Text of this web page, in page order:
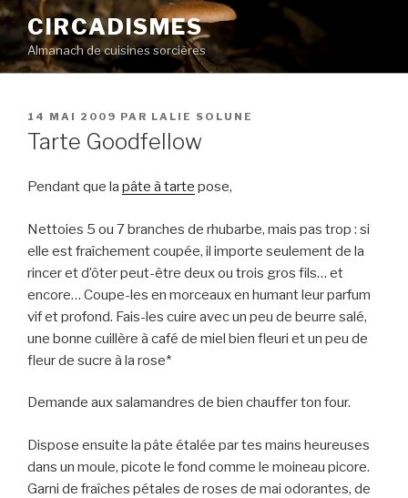
Aller
au
contenu
principal
CIRCADISMES
Almanach de cuisines sorcières
PUBLIÉ
LE
14 MAI 2009 PAR LALIE SOLUNE
Tarte Goodfellow
Pendant que la pâte à tarte pose,
Nettoies 5 ou 7 branches de rhubarbe, mais pas trop : si
elle est fraîchement coupée, il importe seulement de la
rincer et d’ôter peut-être deux ou trois gros fils… et
encore… Coupe-les en morceaux en humant leur parfum
vif et profond. Fais-les cuire avec un peu de beurre salé,
une bonne cuillère à café de miel bien fleuri et un peu de
fleur de sucre à la rose*
Demande aux salamandres de bien chauffer ton four.
Dispose ensuite la pâte étalée par tes mains heureuses
dans un moule, picote le fond comme le moineau picore.
Garni de fraîches pétales de roses de mai odorantes, de